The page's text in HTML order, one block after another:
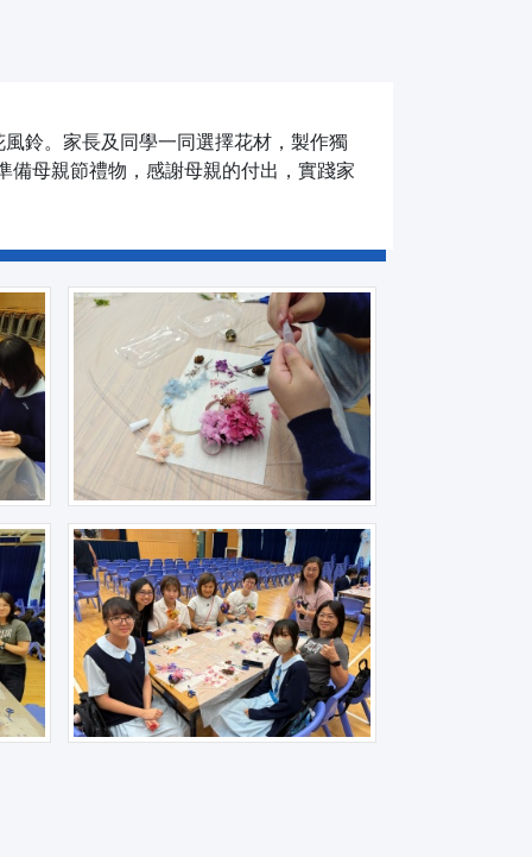
鈴。家長及同學一同選擇花材，製作獨
備母親節禮物，感謝母親的付出，實踐家